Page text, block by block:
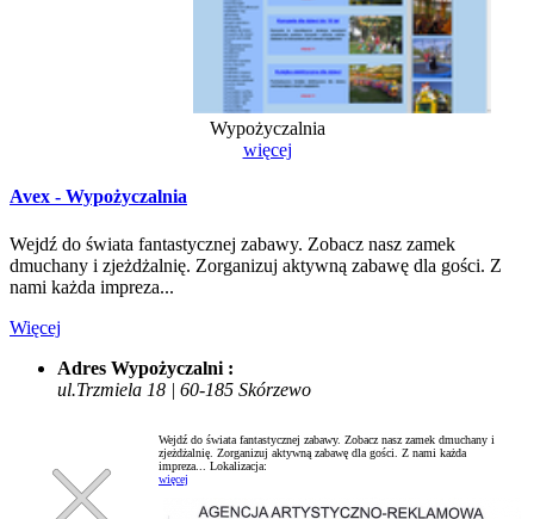
Wypożyczalnia
więcej
Avex - Wypożyczalnia
Wejdź do świata fantastycznej zabawy. Zobacz nasz zamek
dmuchany i zjeżdżalnię. Zorganizuj aktywną zabawę dla gości. Z
nami każda impreza...
Więcej
Adres Wypożyczalni :
ul.Trzmiela 18 | 60-185 Skórzewo
Wejdź do świata fantastycznej zabawy. Zobacz nasz zamek dmuchany i
zjeżdżalnię. Zorganizuj aktywną zabawę dla gości. Z nami każda
impreza... Lokalizacja:
więcej